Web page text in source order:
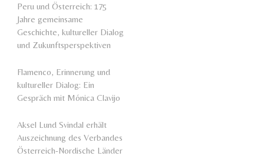
Peru und Österreich: 175
Jahre gemeinsame
Geschichte, kultureller Dialog
und Zukunftsperspektiven
Flamenco, Erinnerung und
kultureller Dialog: Ein
Gespräch mit Mónica Clavijo
Aksel Lund Svindal erhält
Auszeichnung des Verbandes
Österreich-Nordische Länder